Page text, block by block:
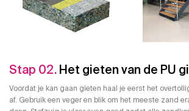
Stap 02. Het gieten van de PU
Voordat je kan gaan gieten haal je eerst het
af. Gebruik een veger en blik om het meeste zand